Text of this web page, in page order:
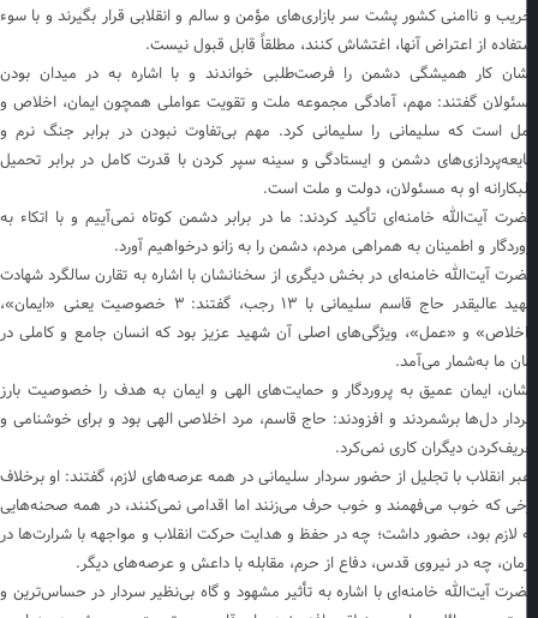
و ناامنی کشور پشت سر بازاری‌های مؤمن و سالم و انقلابی قرار بگیرند و با سوء
از اعتراض آنها، اغتشاش کنند، مطلقاً قابل قبول نیست.
کار همیشگی دشمن را فرصت‌طلبی خواندند و با اشاره به در میدان بودن
گفتند: مهم، آمادگی مجموعه ملت و تقویت عواملی همچون ایمان، اخلاص و
است که سلیمانی را سلیمانی کرد. مهم بی‌تفاوت نبودن در برابر جنگ نرم و
دشمن و ایستادگی و سینه سپر کردن با قدرت کامل در برابر تحمیل
او به مسئولان، دولت و ملت است.
آیت‌الله خامنه‌ای تأکید کردند: ما در برابر دشمن کوتاه نمی‌آییم و با اتکاء به
و اطمینان به همراهی مردم، دشمن را به زانو درخواهیم آورد.
آیت‌الله خامنه‌ای در بخش دیگری از سخنانشان با اشاره به تقارن سالگرد شهادت
شهید عالیقدر حاج قاسم سلیمانی با ۱۳ رجب، گفتند: ۳ خصوصیت یعنی «ایمان»،
و «عمل»، ویژگی‌های اصلی آن شهید عزیز بود که انسان جامع و کاملی در
ما به‌شمار می‌آمد.
ایمان عمیق به پروردگار و حمایت‌های الهی و ایمان به هدف را خصوصیت بارز
دل‌ها برشمردند و افزودند: حاج قاسم، مرد اخلاصی الهی بود و برای خوشنامی و
دیگران کاری نمی‌کرد.
انقلاب با تجلیل از حضور سردار سلیمانی در همه عرصه‌های لازم، گفتند: او برخلاف
که خوب می‌فهمند و خوب حرف می‌زنند اما اقدامی نمی‌کنند، در همه صحنه‌هایی
لازم بود، حضور داشت؛ چه در حفظ و هدایت حرکت انقلاب و مواجهه با شرارت‌ها در
چه در نیروی قدس، دفاع از حرم، مقابله با داعش و عرصه‌های دیگر.
آیت‌الله خامنه‌ای با اشاره به تأثیر مشهود و گاه بی‌نظیر سردار در حساس‌ترین و